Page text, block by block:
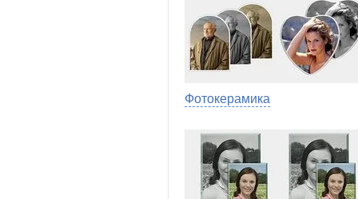
Фотокерамика